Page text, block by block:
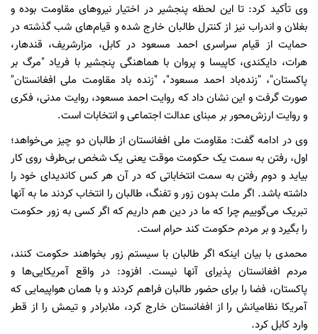
وی تأکید کرد: تا این لحظه پنجشیر در اختیار نیروهای مقاومت بوده و
بغلان و اندراب نیز از کنترل طالبان خارج شده و قیام‌های شب گذشته در
حمایت از قیام سراسری احمد مسعود در کابل، مزارشریف، قندهار،
هرات، دایکندی، کاپیسا و پروان با هماهنگی پنجشیر با فریاد "مرگ بر
پاکستان"، "زنده‌باد احمد مسعود"، "زنده باد مقاومت ملی افغانستان"
صورت گرفت و این نشان داد که روایت احمد مسعود، روایت مدنی، فکری
و روایت ارزش‌محور بر مبنای عدالت اجتماعی و انتخابات است.
وی در ادامه گفت: مقاومت ملی افغانستان از طالبان دو چیز می‌خواهد؛
اول، رفتن به سمت یک حکومت موقت یعنی یک شخص بی‌طرف روی کار
بیاید و دوم رفتن به سمت انتخاباتی که در آن هر کس کاندیدای خود را
داشته باشد. اگر ملت بدون زور و تفنگ، طالبان را انتخاب کردند ما به آنها
تبریک می‌گوییم چرا که ما در دین هم داریم که اگر کسی به زور حکومت
را بگیرد و بر مردم حکومت کند حرام است.
محمدی با بیان اینکه اگر طالبان با سیستم زور بخواهند حکومت کنند،
مردم افغانستان پذیرای آنها نیست. افزود: در واقع آمریکایی‌ها و
پاکستان، فضا را برای حضور طالبان فراهم کردند و با همان هواپیمایی که
آمریکا نظامیانش را از افغانستان خارج کرد، ملابرادر و تیمش را از قطر
وارد کابل کرد.